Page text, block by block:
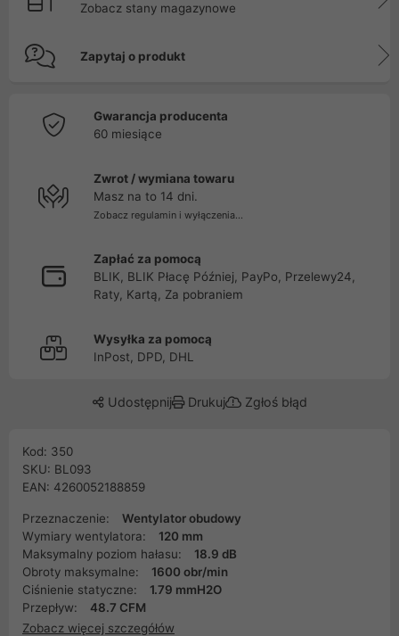
Zobacz stany magazynowe
Zapytaj o produkt
Gwarancja producenta
60 miesiące
Zwrot / wymiana towaru
Masz na to 14 dni.
Zobacz regulamin i wyłączenia...
Zapłać za pomocą
BLIK, BLIK Płacę Później, PayPo, Przelewy24,
Raty, Kartą, Za pobraniem
Wysyłka za pomocą
InPost, DPD, DHL
Udostępnij Drukuj Zgłoś błąd
Kod: 350
SKU: BL093
EAN: 4260052188859
Przeznaczenie:
Wentylator obudowy
Wymiary wentylatora:
120 mm
Maksymalny poziom hałasu:
18.9 dB
Obroty maksymalne:
1600 obr/min
Ciśnienie statyczne:
1.79 mmH2O
Przepływ:
48.7 CFM
Zobacz więcej szczegółów